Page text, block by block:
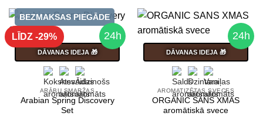
24h
LĪDZ -29%
BEZMAKSAS PIEGĀDE
DĀVANAS IDEJA 🎁
ARĀBU SMARŽAS
Arabian Spring Discovery
Set
24h
DĀVANAS IDEJA 🎁
AROMATIZĒTAS SVECES
ORGANIC SANS XMAS
aromātiskā svece